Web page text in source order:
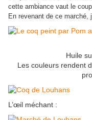
cette ambiance vaut le
En revenant de ce marché,
Huile sur
Les couleurs rendent
L’œil méchant :